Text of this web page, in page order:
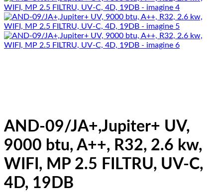
AND-09/JA+,Jupiter+ UV,
9000 btu, A++, R32, 2.6 kw,
WIFI, MP 2.5 FILTRU, UV-C,
4D, 19DB